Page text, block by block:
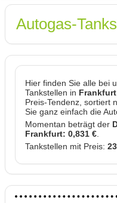
Autogas-
Hier finden Sie alle bei
Tankstellen in Frankfurt
Preis-Tendenz, sortiert
Sie ganz einfach die
Momentan beträgt der
Frankfurt: 0,831 €
Tankstellen mit Preis: 23